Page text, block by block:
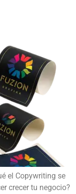
el Copywriting se
crecer tu negocio?